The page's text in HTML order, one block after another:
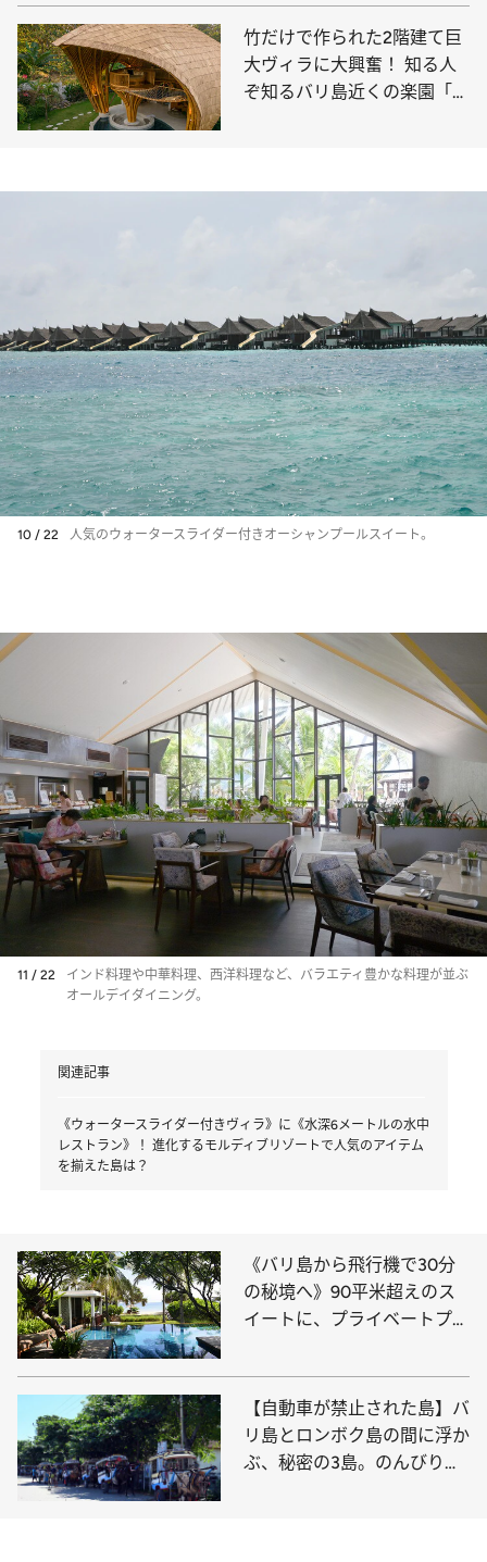
竹だけで作られた2階建て巨
大ヴィラに大興奮！ 知る人
ぞ知るバリ島近くの楽園「ギ
10 / 22 人気のウォータースライダー付きオーシャンプールスイート。
11 / 22
インド料理や中華料理、西洋料理など、バラエティ豊かな料理が並ぶ
オールデイダイニング。
関連記事
《ウォータースライダー付きヴィラ》に《水深6メートルの水中
レストラン》！ 進化するモルディブリゾートで人気のアイテム
を揃えた島は？
《バリ島から飛行機で30分
の秘境へ》90平米超えのス
イートに、プライベートプー
愛好家注目の5つ星リゾート
をレポ
【自動車が禁止された島】バ
リ島とロンボク島の間に浮か
ぶ、秘密の3島。のんびりと